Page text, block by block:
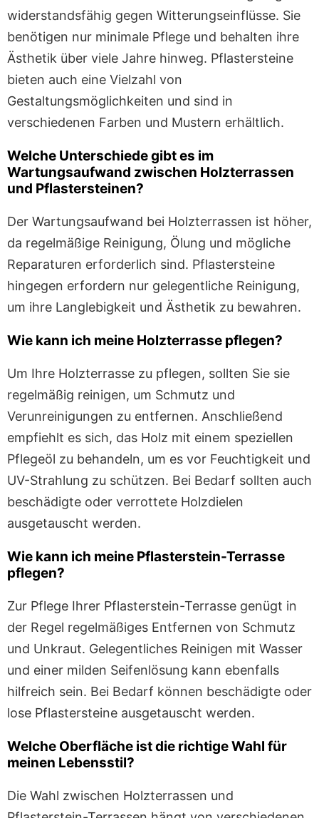
widerstandsfähig gegen Witterungseinflüsse. Sie
benötigen nur minimale Pflege und behalten ihre
Ästhetik über viele Jahre hinweg. Pflastersteine
bieten auch eine Vielzahl von
Gestaltungsmöglichkeiten und sind in
verschiedenen Farben und Mustern erhältlich.
Welche Unterschiede gibt es im
Wartungsaufwand zwischen Holzterrassen
und Pflastersteinen?
Der Wartungsaufwand bei Holzterrassen ist höher,
da regelmäßige Reinigung, Ölung und mögliche
Reparaturen erforderlich sind. Pflastersteine
hingegen erfordern nur gelegentliche Reinigung,
um ihre Langlebigkeit und Ästhetik zu bewahren.
Wie kann ich meine Holzterrasse pflegen?
Um Ihre Holzterrasse zu pflegen, sollten Sie sie
regelmäßig reinigen, um Schmutz und
Verunreinigungen zu entfernen. Anschließend
empfiehlt es sich, das Holz mit einem speziellen
Pflegeöl zu behandeln, um es vor Feuchtigkeit und
UV-Strahlung zu schützen. Bei Bedarf sollten auch
beschädigte oder verrottete Holzdielen
ausgetauscht werden.
Wie kann ich meine Pflasterstein-Terrasse
pflegen?
Zur Pflege Ihrer Pflasterstein-Terrasse genügt in
der Regel regelmäßiges Entfernen von Schmutz
und Unkraut. Gelegentliches Reinigen mit Wasser
und einer milden Seifenlösung kann ebenfalls
hilfreich sein. Bei Bedarf können beschädigte oder
lose Pflastersteine ausgetauscht werden.
Welche Oberfläche ist die richtige Wahl für
meinen Lebensstil?
Die Wahl zwischen Holzterrassen und